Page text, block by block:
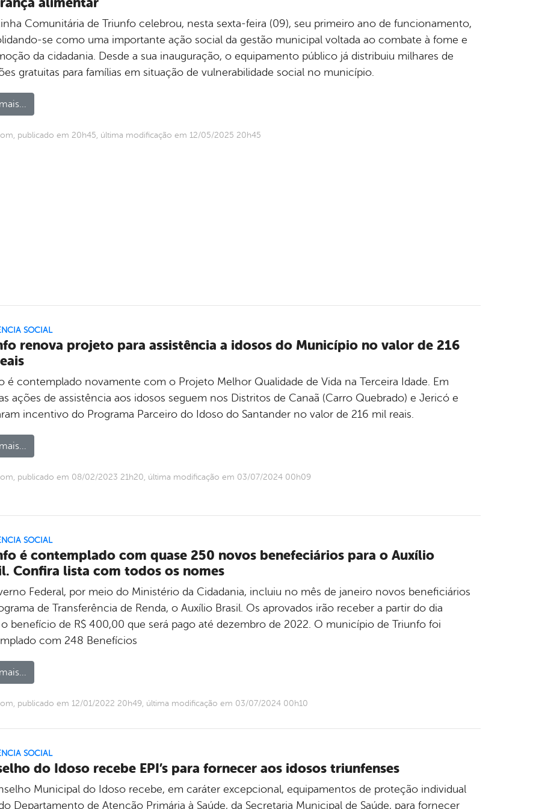
Comunitária de Triunfo celebrou, nesta sexta-feira (09), seu primeiro ano de funcionamento,
se como uma importante ação social da gestão municipal voltada ao combate à fome e
da cidadania. Desde a sua inauguração, o equipamento público já distribuiu milhares de
gratuitas para famílias em situação de vulnerabilidade social no município.
publicado em 20h45, última modificação em 12/05/2025 20h45
SOCIAL
renova projeto para assistência a idosos do Município no valor de 216
é contemplado novamente com o Projeto Melhor Qualidade de Vida na Terceira Idade. Em
ações de assistência aos idosos seguem nos Distritos de Canaã (Carro Quebrado) e Jericó e
incentivo do Programa Parceiro do Idoso do Santander no valor de 216 mil reais.
publicado em 08/02/2023 21h20, última modificação em 03/07/2024 00h09
SOCIAL
é contemplado com quase 250 novos benefeciários para o Auxílio
Confira lista com todos os nomes
Federal, por meio do Ministério da Cidadania, incluiu no mês de janeiro novos beneficiários
de Transferência de Renda, o Auxílio Brasil. Os aprovados irão receber a partir do dia
benefício de R$ 400,00 que será pago até dezembro de 2022. O município de Triunfo foi
com 248 Benefícios
publicado em 12/01/2022 20h49, última modificação em 03/07/2024 00h10
SOCIAL
do Idoso recebe EPI’s para fornecer aos idosos triunfenses
Municipal do Idoso recebe, em caráter excepcional, equipamentos de proteção individual
Departamento de Atenção Primária à Saúde, da Secretaria Municipal de Saúde, para fornecer